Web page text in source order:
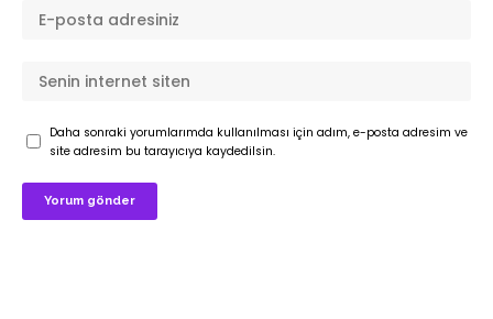
Daha sonraki yorumlarımda kullanılması için adım, e-posta adresim ve
site adresim bu tarayıcıya kaydedilsin.